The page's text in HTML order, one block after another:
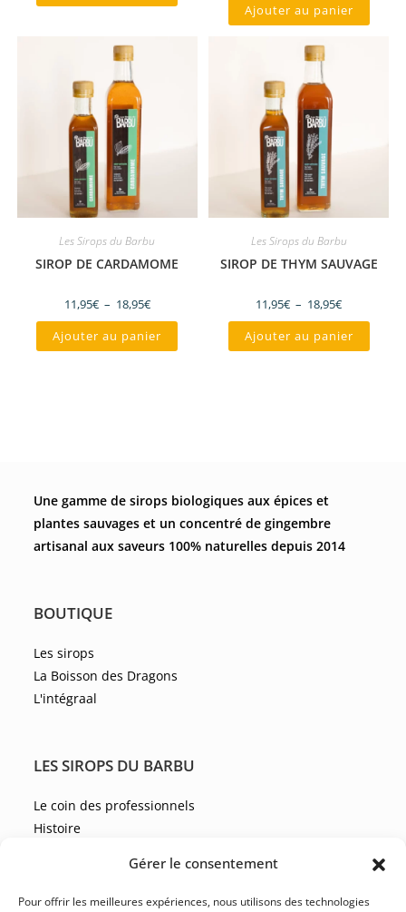
Gérer le consentement
Pour offrir les meilleures expériences, nous utilisons des technologies
Ajouter au panier
Les Sirops du Barbu
SIROP DE CARDAMOME
11,95€ – 18,95€
Ajouter au panier
Les Sirops du Barbu
SIROP DE THYM SAUVAGE
11,95€ – 18,95€
Ajouter au panier
Une gamme de sirops biologiques aux épices et
plantes sauvages et un concentré de gingembre
artisanal aux saveurs 100% naturelles depuis 2014
BOUTIQUE
Les sirops
La Boisson des Dragons
L'intégraal
LES SIROPS DU BARBU
Le coin des professionnels
Histoire